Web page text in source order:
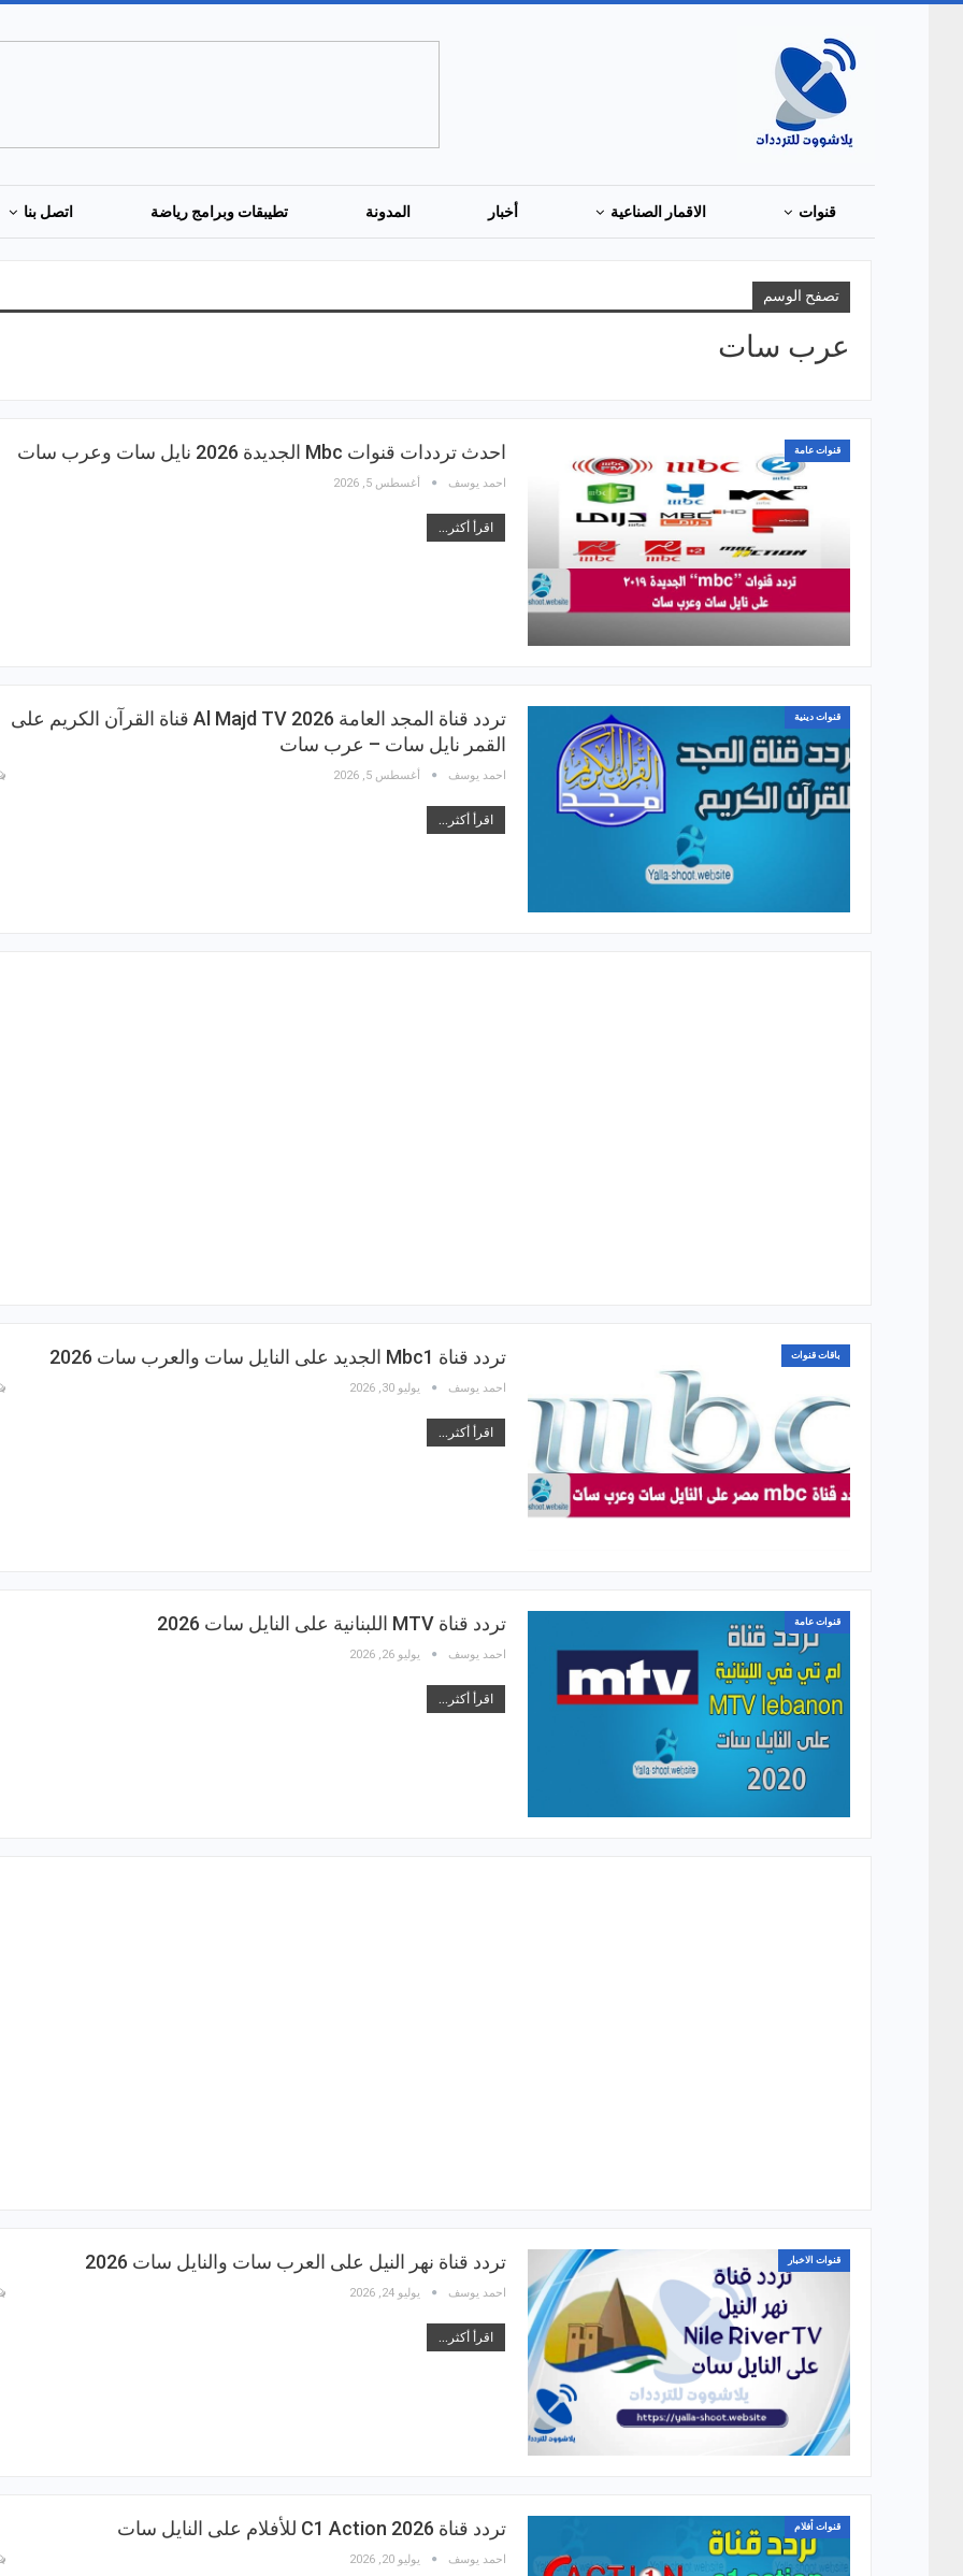
قنوات الاقمار الصناعية أخبار المدونة تطيبقات وبرامج رياضة اتصل بنا
تصفح الوسم
عرب سات
قنوات عامة احدث ترددات قنوات Mbc الجديدة 2026 نايل سات وعرب سات
احمد يوسف أغسطس 5, 2026
اقرأ أكثر...
قنوات دينية
تردد قناة المجد العامة Al Majd TV 2026 قناة القرآن الكريم على
القمر نايل سات – عرب سات
احمد يوسف أغسطس 5, 2026
اقرأ أكثر...
باقات قنوات تردد قناة Mbc1 الجديد على النايل سات والعرب سات 2026
احمد يوسف يوليو 30, 2026
اقرأ أكثر...
قنوات عامة تردد قناة MTV اللبنانية على النايل سات 2026
احمد يوسف يوليو 26, 2026
اقرأ أكثر...
قنوات الاخبار تردد قناة نهر النيل على العرب سات والنايل سات 2026
احمد يوسف يوليو 24, 2026
اقرأ أكثر...
قنوات أفلام تردد قناة C1 Action 2026 للأفلام على النايل سات
احمد يوسف يوليو 20, 2026